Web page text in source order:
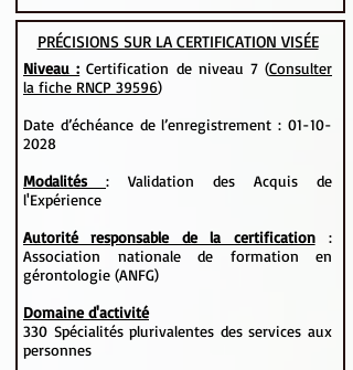
PRÉCISIONS SUR LA CERTIFICATION VISÉE
Niveau : Certification de niveau 7 (Consulter
la fiche RNCP 39596)
Date d’échéance de l’enregistrement : 01-10-
2028
Modalités : Validation des Acquis de
l'Expérience
Autorité responsable de la certification:
Association nationale de formation en
gérontologie (ANFG)
Domaine d'activité
330 Spécialités plurivalentes des services aux
personnes